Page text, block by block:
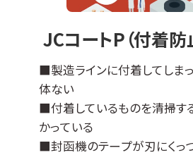
も可能です。
その他の母材につきましては
ませ。
JCコートP（付着防
■製造ラインに付着してしま
体ない
■付着しているものを清掃す
かっている
■封函機のテープが刃にくっ